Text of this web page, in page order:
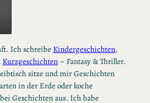
Ich schreibeKindergeschichten,
Kurzgeschichten – Fantasy & Thriller.
sitze und mir Geschichten
in der Erde oder koche
Geschichten aus. Ich habe